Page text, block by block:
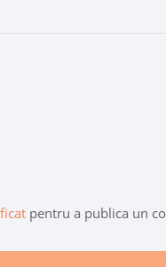
pentru a publica un